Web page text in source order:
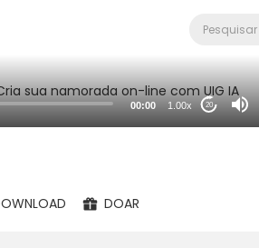
sua namorada on-line com UIG IA
00:00 1.00x 20
DOAR